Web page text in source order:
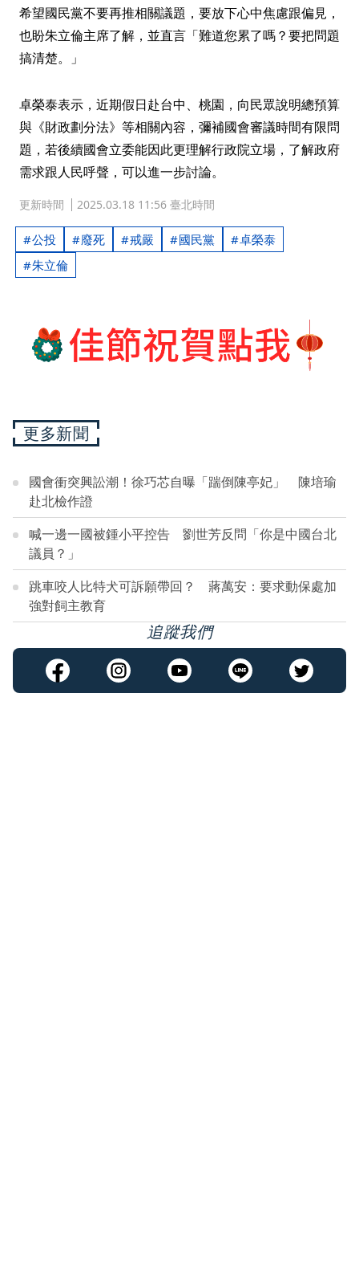
希望國民黨不要再推相關議題，要放下心中焦慮跟偏見，
也盼朱立倫主席了解，並直言「難道您累了嗎？要把問題
搞清楚。」
卓榮泰表示，近期假日赴台中、桃園，向民眾說明總預算
與《財政劃分法》等相關內容，彌補國會審議時間有限問
題，若後續國會立委能因此更理解行政院立場，了解政府
需求跟人民呼聲，可以進一步討論。
更新時間 2025.03.18 11:56 臺北時間
公投 廢死 戒嚴 國民黨
卓榮泰
朱立倫
更多新聞
國會衝突興訟潮！徐巧芯自曝「踹倒陳亭妃」 陳培瑜
赴北檢作證
喊一邊一國被鍾小平控告 劉世芳反問「你是中國台北
議員？」
跳車咬人比特犬可訴願帶回？ 蔣萬安：要求動保處加
強對飼主教育
追蹤我們